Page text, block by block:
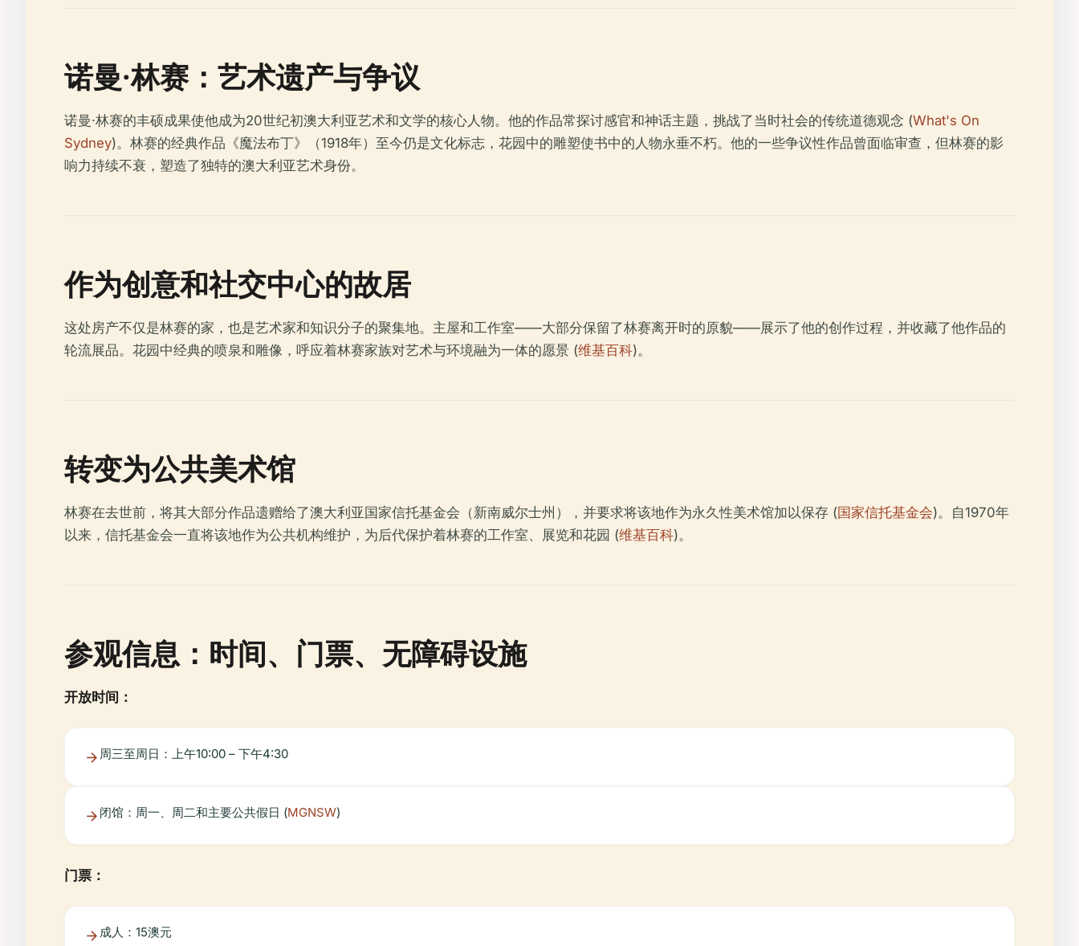
诺曼·林赛：艺术遗产与争议
诺曼·林赛的丰硕成果使他成为20世纪初澳大利亚艺术和文学的核心人物。他的作品常探讨感官和神话主题，挑战了当时社会的传统道德观念 (What's On
Sydney)。林赛的经典作品《魔法布丁》（1918年）至今仍是文化标志，花园中的雕塑使书中的人物永垂不朽。他的一些争议性作品曾面临审查，但林赛的影
响力持续不衰，塑造了独特的澳大利亚艺术身份。
作为创意和社交中心的故居
这处房产不仅是林赛的家，也是艺术家和知识分子的聚集地。主屋和工作室——大部分保留了林赛离开时的原貌——展示了他的创作过程，并收藏了他作品的
轮流展品。花园中经典的喷泉和雕像，呼应着林赛家族对艺术与环境融为一体的愿景 (维基百科)。
转变为公共美术馆
林赛在去世前，将其大部分作品遗赠给了澳大利亚国家信托基金会（新南威尔士州），并要求将该地作为永久性美术馆加以保存 (国家信托基金会)。自1970年
以来，信托基金会一直将该地作为公共机构维护，为后代保护着林赛的工作室、展览和花园 (维基百科)。
参观信息：时间、门票、无障碍设施
开放时间：
周三至周日：上午10:00 – 下午4:30
闭馆：周一、周二和主要公共假日 (MGNSW)
门票：
成人：15澳元